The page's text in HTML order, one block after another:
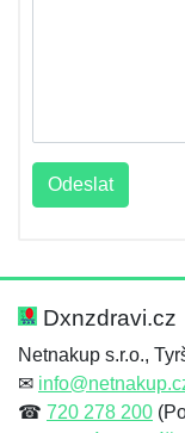
Odeslat
Dxnzdravi.cz
Netnakup s.r.o.,
✉
☎ 720 278 200